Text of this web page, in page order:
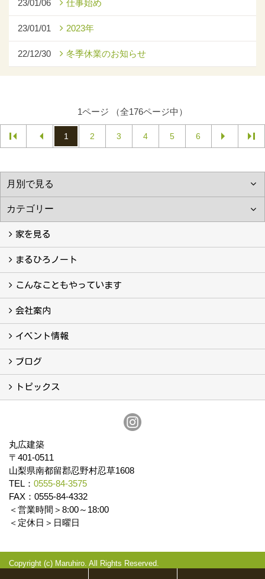
23/01/06 仕事始め
23/01/01 2023年
22/12/30 冬季休業のお知らせ
1ページ （全176ページ中）
1 2 3 4 5 6
家を見る
フォトギャラリー
現場レポート
完工事例
お客様の声
まるひろノート
真っ直ぐの家づくり
自慢の大工たち
こだわりの自然素材
快適な家のエッセンス
注文住宅ができるまで
こんなこともやっています
こんなこともやっています
会社案内
会社案内
まるひろの人
スタッフ紹介
プライバシーポリシー
イベント情報
イベント予告
イベント報告
ブログ
ブログ
トピックス
丸広建築
〒401-0511
山梨県南都留郡忍野村忍草1608
TEL： 0555-84-3575
FAX：0555-84-4332
＜営業時間＞8:00～18:00
＜定休日＞日曜日
Copyright (c) Maruhiro. All Rights Reserved.